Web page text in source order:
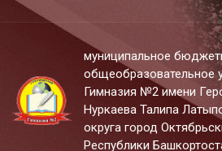
муниципальное
общеобразовательное
Гимназия №2 имени
Нуркаева Талипа
округа город
Республики